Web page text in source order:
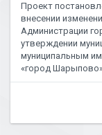
Проект
внесении
Администрации
утверждении
муниципальным
«город